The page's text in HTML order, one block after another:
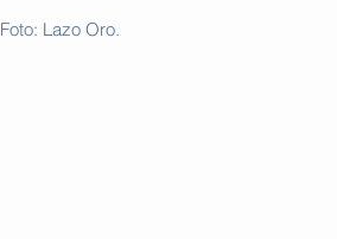
Foto: Lazo Oro.